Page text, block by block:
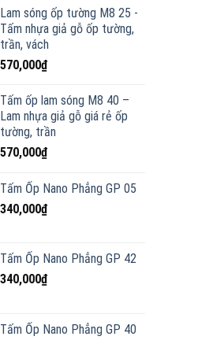
Lam sóng ốp tường M8 25 -
Tấm nhựa giả gỗ ốp tường,
trần, vách
570,000₫
Tấm ốp lam sóng M8 40 –
Lam nhựa giả gỗ giá rẻ ốp
tường, trần
570,000₫
Tấm Ốp Nano Phẳng GP 05
340,000₫
Tấm Ốp Nano Phẳng GP 42
340,000₫
Tấm Ốp Nano Phẳng GP 40